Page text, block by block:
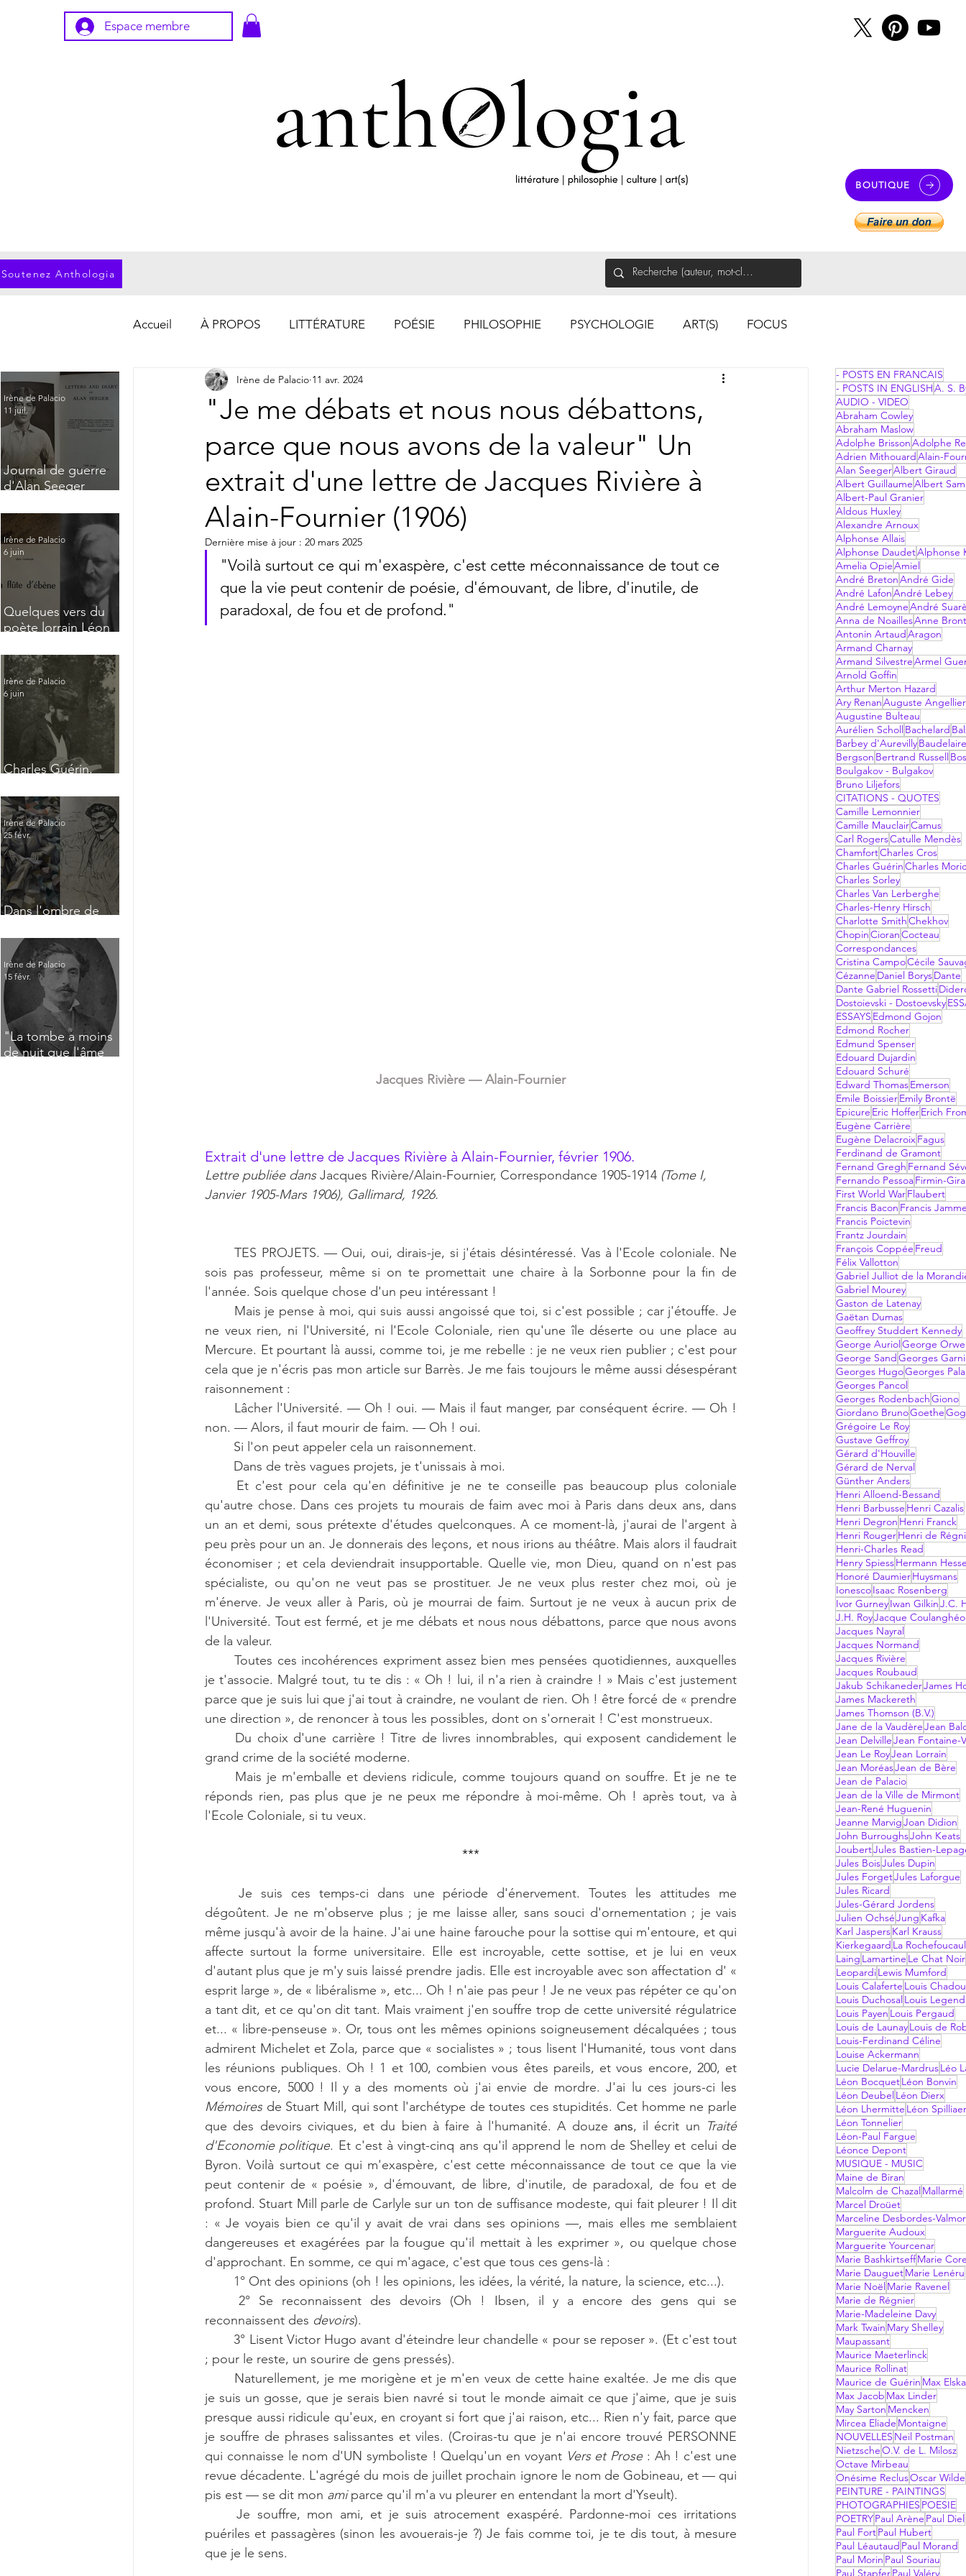
Espace membre
BOUTIQUE
Soutenez Anthologia
Journal de guerre
d'Alan Seeger
desolate village of
northern France"
Irène de Palacio
11 juil.
Quelques vers du
poète lorrain Léon
Irène de Palacio
6 juin
Charles Guérin,
Irène de Palacio
6 juin
Dans l'ombre de
Irène de Palacio
25 févr.
"La tombe a moins
de nuit que l'âme
Irène de Palacio
15 févr.
Accueil À PROPOS LITTÉRATURE POÉSIE PHILOSOPHIE PSYCHOLOGIE ART(S) FOCUS
ACTUALITÉS & CHRONIQUES CHOSES VUES (Photographies)
"Je me débats et nous nous débattons,
parce que nous avons de la valeur" Un
extrait d'une lettre de Jacques Rivière à
Alain-Fournier (1906)
Irène de Palacio 11 avr. 2024
Dernière mise à jour : 20 mars 2025
"Voilà surtout ce qui m'exaspère, c'est cette méconnaissance de tout ce
que la vie peut contenir de poésie, d'émouvant, de libre, d'inutile, de
paradoxal, de fou et de profond."
Jacques Rivière — Alain-Fournier
Extrait d'une lettre de Jacques Rivière à Alain-Fournier, février 1906.
Lettre publiée dans Jacques Rivière/Alain-Fournier, Correspondance 1905-1914 (Tome I,
Janvier 1905-Mars 1906), Gallimard, 1926.
TES PROJETS. — Oui, oui, dirais-je, si j'étais désintéressé. Vas à l'Ecole coloniale. Ne
sois pas professeur, même si on te promettait une chaire à la Sorbonne pour la fin de
l'année. Sois quelque chose d'un peu intéressant !
Mais je pense à moi, qui suis aussi angoissé que toi, si c'est possible ; car j'étouffe. Je
ne veux rien, ni l'Université, ni l'Ecole Coloniale, rien qu'une île déserte ou une place au
Mercure. Et pourtant là aussi, comme toi, je me rebelle : je ne veux rien publier ; c'est pour
cela que je n'écris pas mon article sur Barrès. Je me fais toujours le même aussi désespérant
raisonnement :
Lâcher l'Université. — Oh ! oui. — Mais il faut manger, par conséquent écrire. — Oh !
non. — Alors, il faut mourir de faim. — Oh ! oui.
Si l'on peut appeler cela un raisonnement.
Dans de très vagues projets, je t'unissais à moi.
Et c'est pour cela qu'en définitive je ne te conseille pas beaucoup plus coloniale
qu'autre chose. Dans ces projets tu mourais de faim avec moi à Paris dans deux ans, dans
un an et demi, sous prétexte d'études quelconques. A ce moment-là, j'aurai de l'argent à
peu près pour un an. Je donnerais des leçons, et nous irions au théâtre. Mais alors il faudrait
économiser ; et cela deviendrait insupportable. Quelle vie, mon Dieu, quand on n'est pas
spécialiste, ou qu'on ne veut pas se prostituer. Je ne veux plus rester chez moi, où je
m'énerve. Je veux aller à Paris, où je mourrai de faim. Surtout je ne veux à aucun prix de
l'Université. Tout est fermé, et je me débats et nous nous débattons, parce que nous avons
de la valeur.
Toutes ces incohérences expriment assez bien mes pensées quotidiennes, auxquelles
je t'associe. Malgré tout, tu te dis : « Oh ! lui, il n'a rien à craindre ! » Mais c'est justement
parce que je suis lui que j'ai tout à craindre, ne voulant de rien. Oh ! être forcé de « prendre
une direction », de renoncer à tous les possibles, dont on s'ornerait ! C'est monstrueux.
Du choix d'une carrière ! Titre de livres innombrables, qui exposent candidement le
grand crime de la société moderne.
Mais je m'emballe et deviens ridicule, comme toujours quand on souffre. Et je ne te
réponds rien, pas plus que je ne peux me répondre à moi-même. Oh ! après tout, va à
l'Ecole Coloniale, si tu veux.
***
Je suis ces temps-ci dans une période d'énervement. Toutes les attitudes me
dégoûtent. Je ne m'observe plus ; je me laisse aller, sans souci d'ornementation ; je vais
même jusqu'à avoir de la haine. J'ai une haine farouche pour la sottise qui m'entoure, et qui
affecte surtout la forme universitaire. Elle est incroyable, cette sottise, et je lui en veux
d'autant plus que je m'y suis laissé prendre jadis. Elle est incroyable avec son affectation d' «
esprit large », de « libéralisme », etc... Oh ! n'aie pas peur ! Je ne veux pas répéter ce qu'on
a tant dit, et ce qu'on dit tant. Mais vraiment j'en souffre trop de cette université régulatrice
et... « libre-penseuse ». Or, tous ont les mêmes opinions soigneusement décalquées ; tous
admirent Michelet et Zola, parce que « socialistes » ; tous lisent l'Humanité, tous vont dans
les réunions publiques. Oh ! 1 et 100, combien vous êtes pareils, et vous encore, 200, et
Mémoires de Stuart Mill, qui sont l'archétype de toutes ces stupidités. Cet homme ne parle
que des devoirs civiques, et du bien à faire à l'humanité. A douze ans, il écrit un Traité
d'Economie politique. Et c'est à vingt-cinq ans qu'il apprend le nom de Shelley et celui de
Byron. Voilà surtout ce qui m'exaspère, c'est cette méconnaissance de tout ce que la vie
peut contenir de « poésie », d'émouvant, de libre, d'inutile, de paradoxal, de fou et de
profond. Stuart Mill parle de Carlyle sur un ton de suffisance modeste, qui fait pleurer ! Il dit
: « Je voyais bien ce qu'il y avait de vrai dans ses opinions —, mais elles me semblaient
dangereuses et exagérées par la fougue qu'il mettait à les exprimer », ou quelque chose
d'approchant. En somme, ce qui m'agace, c'est que tous ces gens-là :
1° Ont des opinions (oh ! les opinions, les idées, la vérité, la nature, la science, etc...).
2° Se reconnaissent des devoirs (Oh ! Ibsen, il y a encore des gens qui se
reconnaissent des devoirs).
3° Lisent Victor Hugo avant d'éteindre leur chandelle « pour se reposer ». (Et c'est tout
; pour le reste, un sourire de gens pressés).
Naturellement, je me morigène et je m'en veux de cette haine exaltée. Je me dis que
je suis un gosse, que je serais bien navré si tout le monde aimait ce que j'aime, que je suis
presque aussi ridicule qu'eux, en croyant si fort que j'ai raison, etc... Rien n'y fait, parce que
je souffre de phrases salissantes et viles. (Croiras-tu que je n'ai encore trouvé PERSONNE
qui connaisse le nom d'UN symboliste ! Quelqu'un en voyant Vers et Prose : Ah ! c'est une
revue décadente. L'agrégé du mois de juillet prochain ignore le nom de Gobineau, et — qui
pis est — se dit mon ami parce qu'il m'a vu pleurer en entendant la mort d'Yseult).
Je souffre, mon ami, et je suis atrocement exaspéré. Pardonne-moi ces irritations
puériles et passagères (sinon les avouerais-je ?) Je fais comme toi, je te dis tout, à mesure
que je le sens.
- POSTS EN FRANCAIS
- POSTS IN ENGLISHA. S.
AUDIO - VIDEO
Abraham Cowley
Abraham Maslow
Adolphe BrissonAdolphe
Adrien Mithouard Alain-
Alan SeegerAlbert Giraud
Albert GuillaumeAlbert
Albert-Paul Granier
Aldous Huxley
Alexandre Arnoux
Alphonse Allais
Alphonse DaudetAlphonse
Amelia OpieAmiel
André BretonAndré Gide
André LafonAndré Lebey
André LemoyneAndré
Anna de NoaillesAnne
Antonin Artaud Aragon
Armand Charnay
Armand SilvestreArmel
Arnold Goffin
Arthur Merton Hazard
Ary RenanAuguste Angellier
Augustine Bulteau
Aurélien Scholl Bachelard
Barbey d'AurevillyBaudelaire
Bergson Bertrand Russell
Boulgakov - Bulgakov
Bruno Liljefors
CITATIONS - QUOTES
Camille Lemonnier
Camille MauclairCamus
Carl RogersCatulle Mendès
ChamfortCharles Cros
Charles GuérinCharles
Charles Sorley
Charles Van Lerberghe
Charles-Henry Hirsch
Charlotte SmithChekhov
ChopinCioranCocteau
Correspondances
Cristina CampoCécile
Cézanne Daniel BorysDante
Dante Gabriel Rossetti
Dostoievski - Dostoevsky
ESSAYS Edmond Gojon
Edmond Rocher
Edmund Spenser
Edouard Dujardin
Edouard Schuré
Edward ThomasEmerson
Emile BoissierEmily Brontë
Epicure Eric HofferErich
Eugène Carrière
Eugène DelacroixFagus
Ferdinand de Gramont
Fernand Gregh Fernand
Fernando PessoaFirmin-
First World WarFlaubert
Francis Bacon Francis
Francis Poictevin
Frantz Jourdain
François Coppée Freud
Félix Vallotton
Gabriel Julliot de la
Gabriel Mourey
Gaston de Latenay
Gaëtan Dumas
Geoffrey Studdert Kennedy
George Auriol George
George Sand Georges
Georges HugoGeorges
Georges Pancol
Georges RodenbachGiono
Giordano BrunoGoethe
Grégoire Le Roy
Gustave Geffroy
Gérard d'Houville
Gérard de Nerval
Günther Anders
Henri Alloend-Bessand
Henri Barbusse Henri Cazalis
Henri Degron Henri Franck
Henri RougerHenri de
Henri-Charles Read
Henry SpiessHermann
Honoré DaumierHuysmans
IonescoIsaac Rosenberg
Ivor GurneyIwan GilkinJ.C.
J.H. RoyJacque
Jacques Nayral
Jacques Normand
Jacques Rivière
Jacques Roubaud
Jakub SchikanederJames
James Mackereth
James Thomson (B.V.)
Jane de la VaudèreJean
Jean DelvilleJean Fontaine-
Jean Le RoyJean Lorrain
Jean MoréasJean de Bère
Jean de Palacio
Jean de la Ville de Mirmont
Jean-René Huguenin
Jeanne MarvigJoan Didion
John BurroughsJohn Keats
JoubertJules Bastien-
Jules BoisJules Dupin
Jules ForgetJules Laforgue
Jules Ricard
Jules-Gérard Jordens
Julien OchséJung Kafka
Karl JaspersKarl Krauss
Kierkegaard La
Laing Lamartine Le Chat Noir
LeopardiLewis Mumford
Louis Calaferte Louis
Louis Duchosal Louis
Louis Payen Louis Pergaud
Louis de LaunayLouis de
Louis-Ferdinand Céline
Louise Ackermann
Lucie Delarue-MardrusLéo
Léon BocquetLéon Bonvin
Léon Deubel Léon Dierx
Léon Lhermitte Léon
Léon Tonnelier
Léon-Paul Fargue
Léonce Depont
MUSIQUE - MUSIC
Maine de Biran
Malcolm de Chazal Mallarmé
Marcel Droüet
Marceline Desbordes-
Marguerite Audoux
Marguerite Yourcenar
Marie BashkirtseffMarie
Marie DauguetMarie Lenéru
Marie Noël Marie Ravenel
Marie de Régnier
Marie-Madeleine Davy
Mark Twain Mary Shelley
Maupassant
Maurice Maeterlinck
Maurice Rollinat
Maurice de Guérin Max
Max Jacob Max Linder
May Sarton Mencken
Mircea Eliade Montaigne
NOUVELLES Neil Postman
NietzscheO.V. de L. Milosz
Octave Mirbeau
Onésime ReclusOscar Wilde
PEINTURE - PAINTINGS
PHOTOGRAPHIES POESIE
POETRYPaul Arène Paul Diel
Paul FortPaul Hubert
Paul Léautaud Paul Morand
Paul Morin Paul Souriau